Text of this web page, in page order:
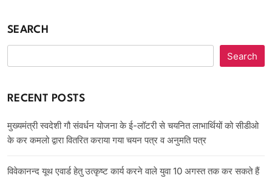
SEARCH
Search
RECENT POSTS
मुख्यमंत्री स्वदेशी गौ संवर्धन योजना के ई-लॉटरी से चयनित लाभार्थियों को सीडीओ
के कर कमलो द्वारा वितरित कराया गया चयन पत्र व अनुमति पत्र
विवेकानन्द यूथ एवार्ड हेतु उत्कृष्ट कार्य करने वाले युवा 10 अगस्त तक कर सकते हैं